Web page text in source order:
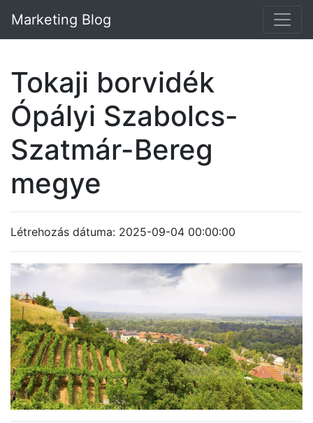
Marketing Blog
Tokaji borvidék
Ópályi Szabolcs-
Szatmár-Bereg
megye
Létrehozás dátuma: 2025-09-04 00:00:00